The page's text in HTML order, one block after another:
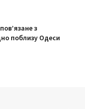
з
поблизу Одеси